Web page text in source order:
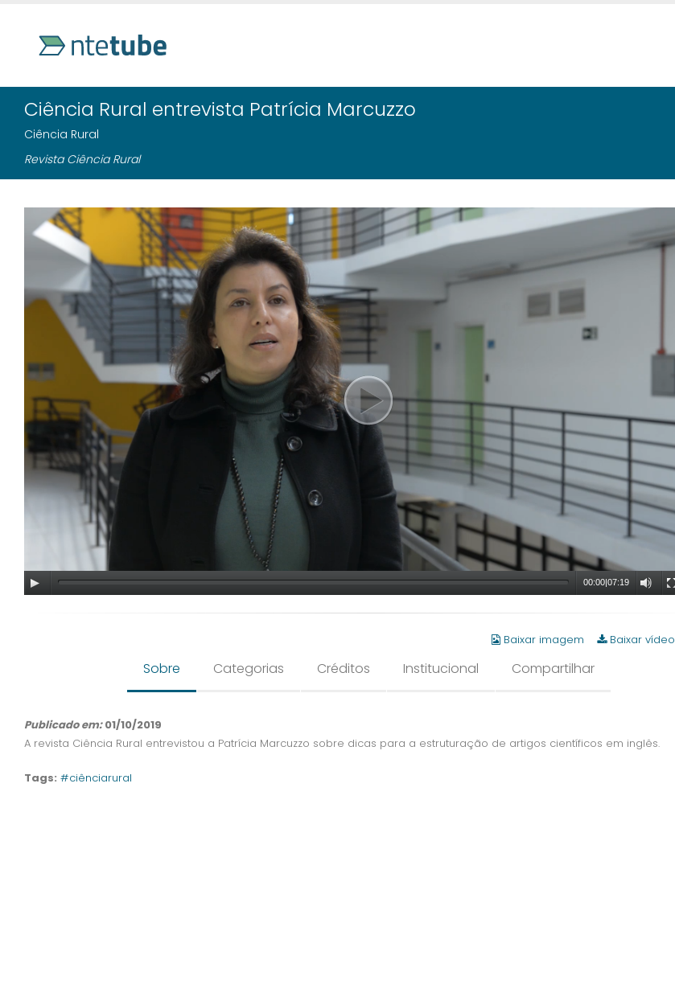
Ciência Rural entrevista Patrícia Marcuzzo
Ciência Rural
Revista Ciência Rural
00:00|07:19
Baixar imagem Baixar vídeo
Sobre Categorias Créditos Institucional Compartilhar
Publicado em:01/10/2019
A revista Ciência Rural entrevistou a Patrícia Marcuzzo sobre dicas para a estruturação de artigos científicos em inglês.
Tags: #ciênciarural